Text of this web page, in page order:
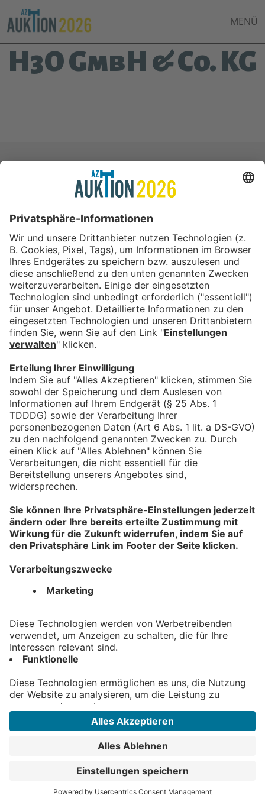
MENÜ
H3O GmbH & Co. KG
In Kooperation mit
Für Anbieter
Mitmachen lohnt sich!
Hier mehr erfahren.
Information
Impressum
Datenschutz
AGB
Barrierefreiheit
Nützliches
Registrieren
Hilfe
Kontakt
Kontakt
Heisinger Straße 14
87437 Kempten
© 2025 Copyright ‐ banghaus Print-Online-
Auktions GmbH